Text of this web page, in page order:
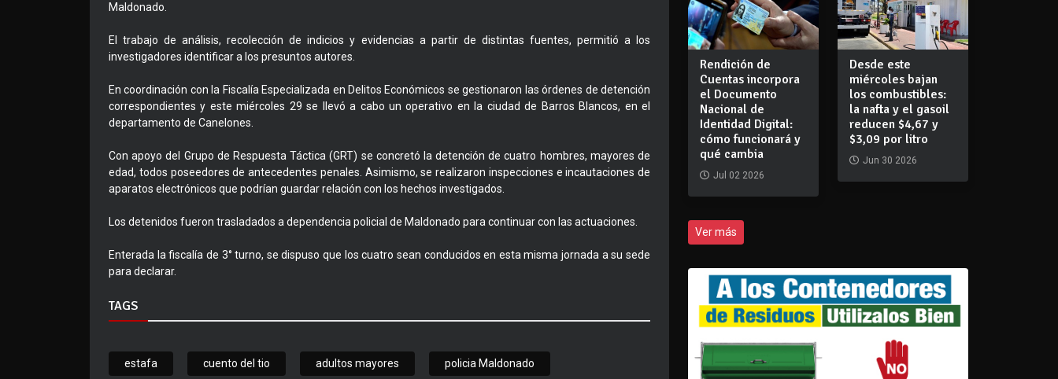
Maldonado.
El trabajo de análisis, recolección de indicios y evidencias a partir de distintas fuentes, permitió a los
investigadores identificar a los presuntos autores.
En coordinación con la Fiscalía Especializada en Delitos Económicos se gestionaron las órdenes de detención
correspondientes y este miércoles 29 se llevó a cabo un operativo en la ciudad de Barros Blancos, en el
departamento de Canelones.
Con apoyo del Grupo de Respuesta Táctica (GRT) se concretó la detención de cuatro hombres, mayores de
edad, todos poseedores de antecedentes penales. Asimismo, se realizaron inspecciones e incautaciones de
aparatos electrónicos que podrían guardar relación con los hechos investigados.
Los detenidos fueron trasladados a dependencia policial de Maldonado para continuar con las actuaciones.
Enterada la fiscalía de 3° turno, se dispuso que los cuatro sean conducidos en esta misma jornada a su sede
para declarar.
TAGS
estafa cuento del tio adultos mayores policia Maldonado
Rendición de
Cuentas incorpora
el Documento
Nacional de
Identidad Digital:
cómo funcionará y
qué cambia
Jul 02 2026
Desde este
miércoles bajan
los combustibles:
la nafta y el gasoil
reducen $4,67 y
$3,09 por litro
Jun 30 2026
Ver más